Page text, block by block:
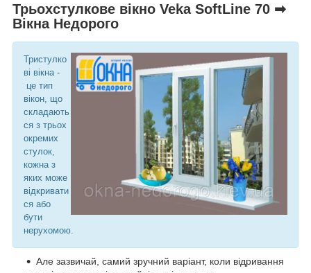
Трьохстулкове вікно Veka SoftLine 70 ➡
Вікна Недорого
Тристулко
ві вікна -
це тип
вікон, що
складають
ся з трьох
окремих
стулок,
кожна з
яких може
відкривати
ся або
бути
нерухомою.
Але зазвичай, самий зручний варіант, коли відривання